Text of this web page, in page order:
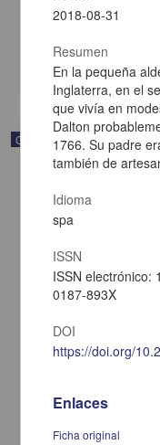
[sin fecha]
Correspondencia postal
Carta de Francisco
2018-08-31
Resumen
En la pequeña
Inglaterra, en el
que vivía en
Dalton
1766. Su padre
también de
Idioma
spa
ISSN
ISSN electrónico:
0187-893X
DOI
https://doi.org/
Enlaces
Ficha original